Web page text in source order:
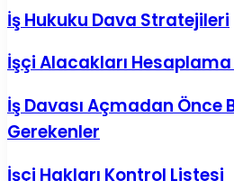
İş Hukuku Dava Stratejileri
İşçi Alacakları
İş Davası Açmadan Önce
Gerekenler
İşçi Hakları Kontrol Listesi